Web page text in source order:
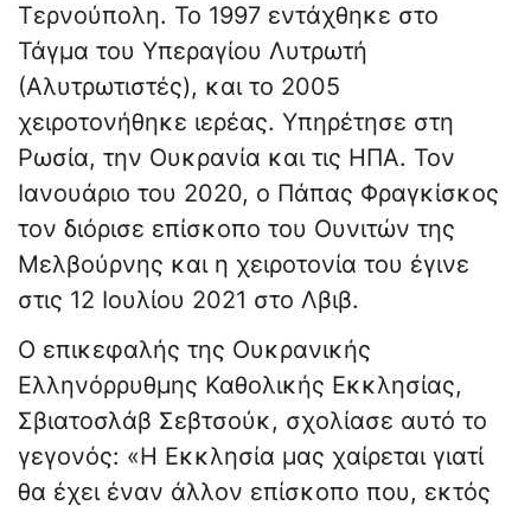
Τερνούπολη. Το 1997 εντάχθηκε στο
Τάγμα του Υπεραγίου Λυτρωτή
(Αλυτρωτιστές), και το 2005
χειροτονήθηκε ιερέας. Υπηρέτησε στη
Ρωσία, την Ουκρανία και τις ΗΠΑ. Τον
Ιανουάριο του 2020, ο Πάπας Φραγκίσκος
τον διόρισε επίσκοπο του Ουνιτών της
Μελβούρνης και η χειροτονία του έγινε
στις 12 Ιουλίου 2021 στο Λβιβ.
Ο επικεφαλής της Ουκρανικής
Ελληνόρρυθμης Καθολικής Εκκλησίας,
Σβιατοσλάβ Σεβτσούκ, σχολίασε αυτό το
γεγονός: «Η Εκκλησία μας χαίρεται γιατί
θα έχει έναν άλλον επίσκοπο που, εκτός